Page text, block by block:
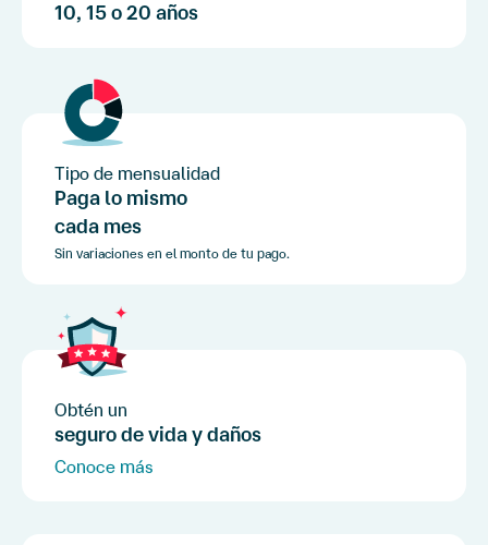
10, 15 o 20 años
Tipo de mensualidad
Paga lo mismo
cada mes
Sin variaciones en el monto de tu pago.
Obtén un
seguro de vida y daños
Conoce más